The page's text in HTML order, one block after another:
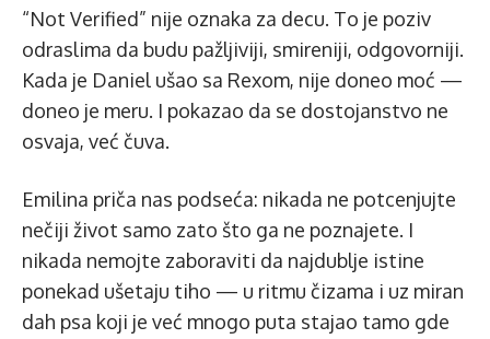
“Not Verified” nije oznaka za decu. To je poziv
odraslima da budu pažljiviji, smireniji, odgovorniji.
Kada je Daniel ušao sa Rexom, nije doneo moć —
doneo je meru. I pokazao da se dostojanstvo ne
osvaja, već čuva.
Emilina priča nas podseća: nikada ne potcenjujte
nečiji život samo zato što ga ne poznajete. I
nikada nemojte zaboraviti da najdublje istine
ponekad ušetaju tiho — u ritmu čizama i uz miran
dah psa koji je već mnogo puta stajao tamo gde